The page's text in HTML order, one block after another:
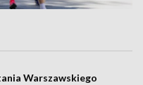
Warszawskiego